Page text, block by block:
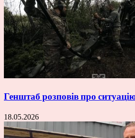
Генштаб розповів про
18.05.2026